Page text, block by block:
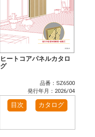
ヒートコアパネルカタロ
グ
品番：SZ6500
発行年月：2026/04
目次 カタログ